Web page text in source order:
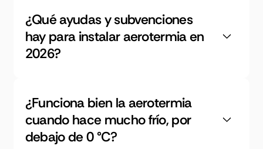
¿Qué ayudas y subvenciones
hay para instalar aerotermia en
2026?
¿Funciona bien la aerotermia
cuando hace mucho frío, por
debajo de 0 °C?